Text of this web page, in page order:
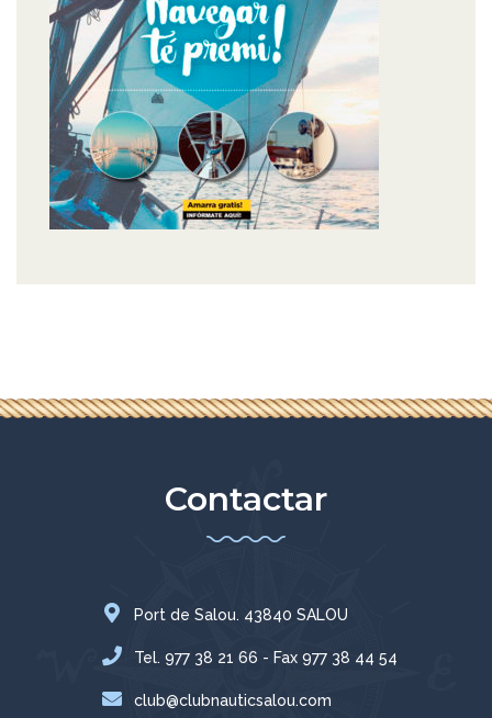
Contactar
Port de Salou. 43840 SALOU
Tel. 977 38 21 66 - Fax 977 38 44 54
club@clubnauticsalou.com